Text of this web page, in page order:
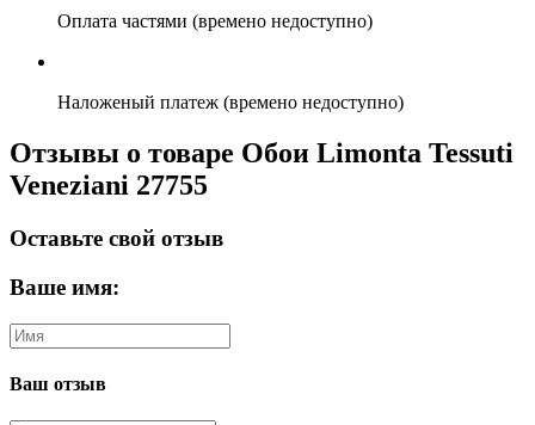
Оплата частями (времено недоступно)
Наложеный платеж (времено недоступно)
Отзывы о товаре Обои Limonta Tessuti
Veneziani 27755
Оставьте свой отзыв
Ваше имя:
Ваш отзыв